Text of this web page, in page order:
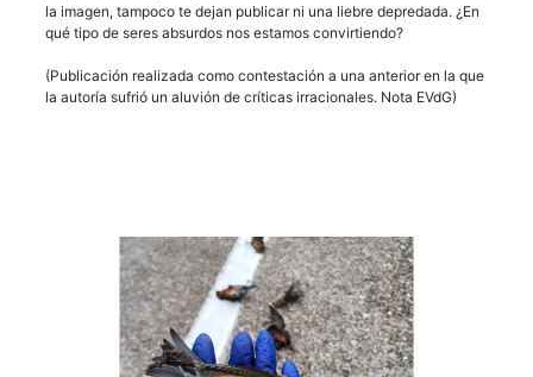
la imagen, tampoco te dejan publicar ni una liebre depredada. ¿En
qué tipo de seres absurdos nos estamos convirtiendo?
(Publicación realizada como contestación a una anterior en la que
la autoría sufrió un aluvión de críticas irracionales. Nota EVdG)